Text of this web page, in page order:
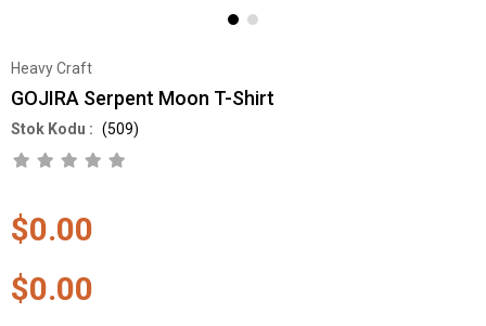
Heavy Craft
GOJIRA Serpent Moon T-Shirt
(509)
$0.00
$0.00